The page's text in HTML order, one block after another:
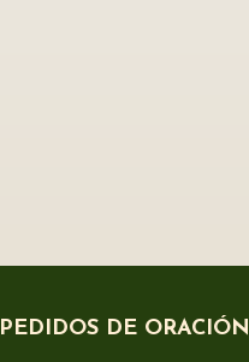
PEDIDOS DE ORACIÓN